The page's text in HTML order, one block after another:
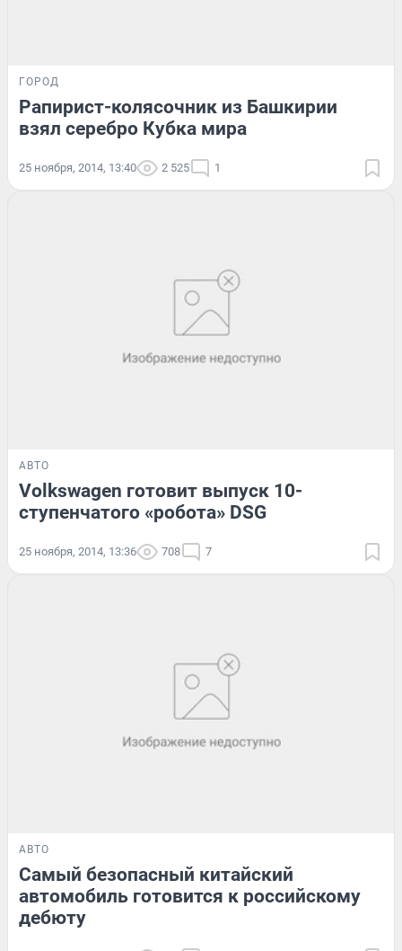
ГОРОД
Рапирист-колясочник из Башкирии
взял серебро Кубка мира
25 ноября, 2014, 13:40 2 525 1
АВТО
Volkswagen готовит выпуск 10-
ступенчатого «робота» DSG
25 ноября, 2014, 13:36 708 7
АВТО
Самый безопасный китайский
автомобиль готовится к российскому
дебюту